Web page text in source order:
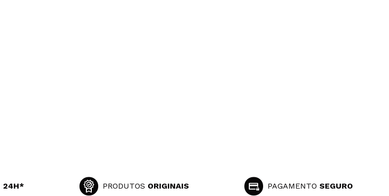
24H* PRODUTOS ORIGINAIS PAGAMENTOSEGURO